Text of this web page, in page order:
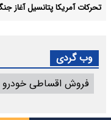
تحرکات آمریکا پتانسیل آغاز
وب گردی
فروش اقساطی خودرو